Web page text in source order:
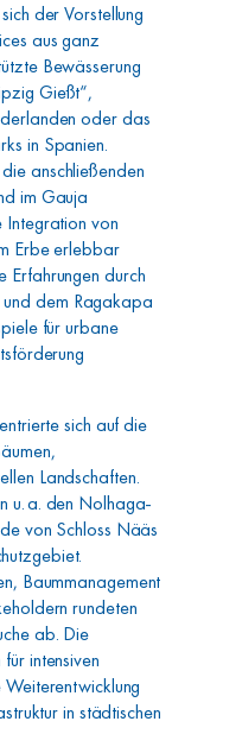
der Vorstellung
aus ganz
Bewässerung
Gießt“,
oder das
in Spanien.
anschließenden
im Gauja
von
Erbe erlebbar
Erfahrungen durch
dem Ragakapa
für urbane
sich auf die
Landschaften.
u. a. den Nolhaga-
von Schloss Nääs
Baummanagement
rundeten
ab. Die
intensiven
Weiterentwicklung
in städtischen